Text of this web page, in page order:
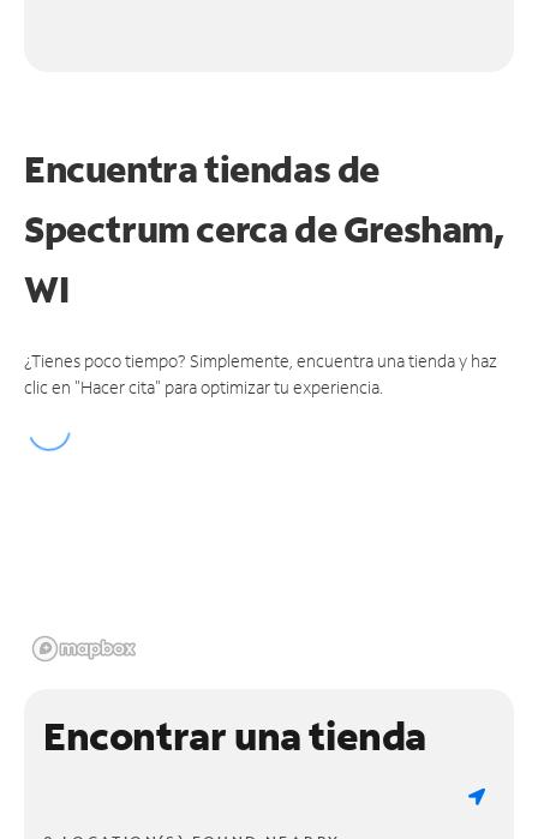
Encuentra tiendas de
Spectrum cerca deGresham,
WI
¿Tienes poco tiempo? Simplemente, encuentra una tienda y haz
clic en "Hacer cita" para optimizar tu experiencia.
Encontrar una tienda